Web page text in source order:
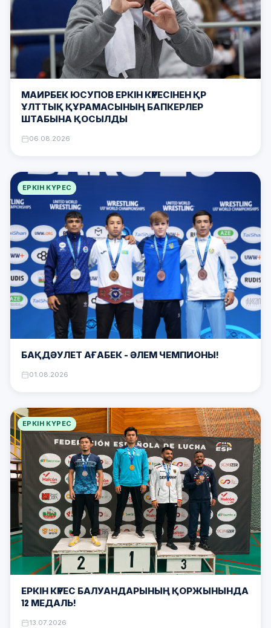
МАИРБЕК ЮСУПОВ ЕРКІН КҮРЕСІНЕН ҚР
ҰЛТТЫҚ ҚҰРАМАСЫНЫҢ БАПКЕРЛЕР
ШТАБЫНА ҚОСЫЛДЫ
06.08.2026
ЕРКІН КҮРЕС
БАҚДӘУЛЕТ АҒАБЕК – ӘЛЕМ ЧЕМПИОНЫ!
01.08.2026
ЕРКІН КҮРЕС
ЕРКІН КҮРЕС БАЛУАНДАРЫНЫҢ ҚОРЖЫНЫНДА
12 МЕДАЛЬ!
13.07.2026